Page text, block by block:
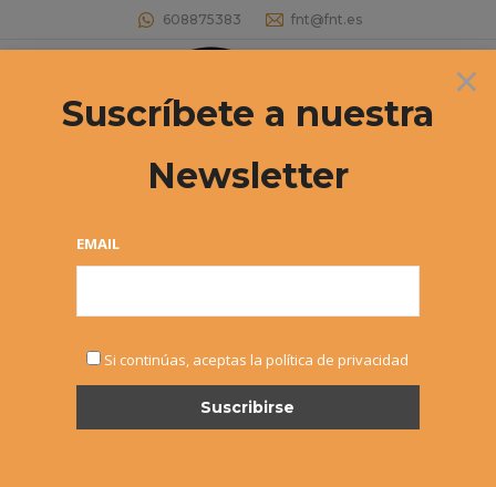
608875383 fnt@fnt.es
Buscar: ×
Suscríbete a nuestra
Newsletter
EMAIL
Si continúas, aceptas la política de privacidad